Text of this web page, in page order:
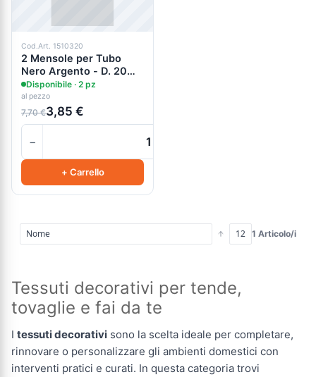
Cod.Art. 1510320
2 Mensole per Tubo
Nero Argento - D. 20
mm x L. 150 mm
Disponibile · 2 pz
al pezzo
7,70 €3,85 €
−
+ Carrello
1 Articolo/i
Tessuti decorativi per tende,
tovaglie e fai da te
I tessuti decorativi sono la scelta ideale per completare,
rinnovare o personalizzare gli ambienti domestici con
interventi pratici e curati. In questa categoria trovi